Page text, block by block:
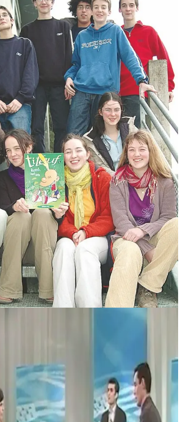
de BD qui parle breton. Après Boulig &
voilà que Titeuf, déjà traduit en 25
séduire pour la première fois par une langue
Buannic sur TV Breizh consacrée à la
Titeuf en langue bretonne : "Kenô, bed
Dupas, Soazig Kerouredan, Arnaud